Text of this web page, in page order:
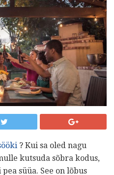
? Kui sa oled nagu
kutsuda sõbra kodus,
süüa. See on lõbus